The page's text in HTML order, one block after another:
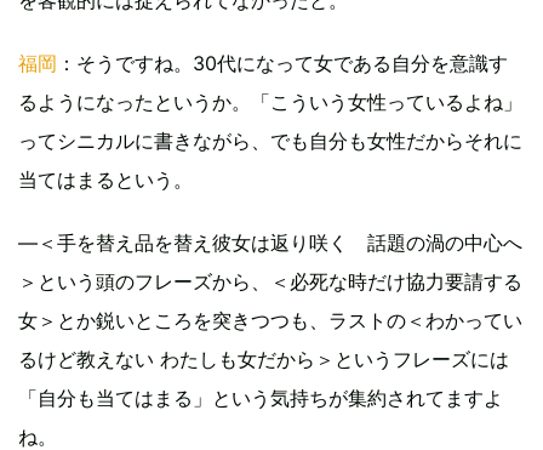
福岡 ：そうですね。30代になって女である自分を意識す
るようになったというか。「こういう女性っているよね」
ってシニカルに書きながら、でも自分も女性だからそれに
当てはまるという。
―＜手を替え品を替え彼女は返り咲く 話題の渦の中心へ
＞という頭のフレーズから、＜必死な時だけ協力要請する
女＞とか鋭いところを突きつつも、ラストの＜わかってい
るけど教えない わたしも女だから＞というフレーズには
「自分も当てはまる」という気持ちが集約されてますよ
ね。